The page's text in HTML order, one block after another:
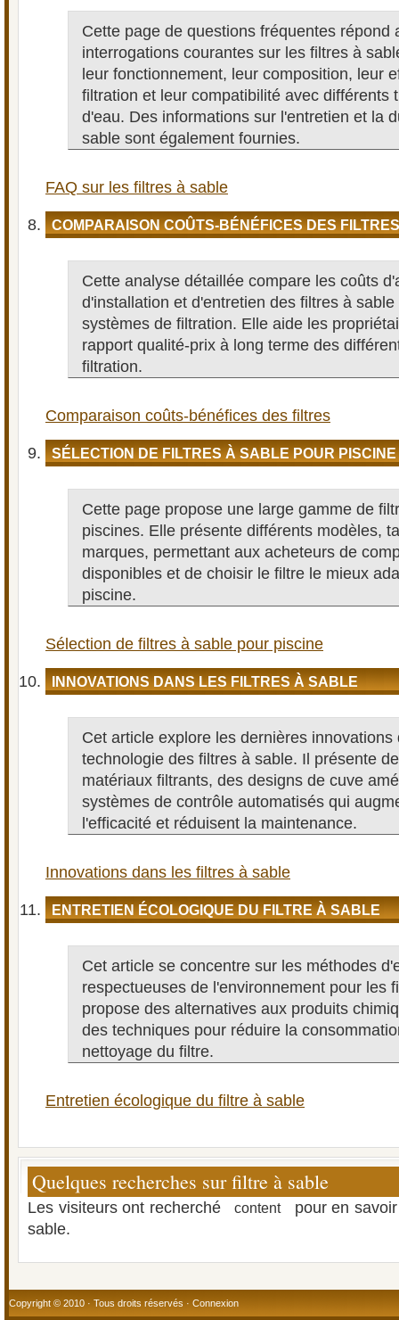
Cette page de questions fréquentes répond
interrogations courantes sur les filtres à
leur fonctionnement, leur composition, leur
filtration et leur compatibilité avec différents
d'eau. Des informations sur l'entretien et la
sable sont également fournies.
FAQ sur les filtres à sable
COMPARAISON COÛTS-BÉNÉFICES DES FILTRES
Cette analyse détaillée compare les coûts
d'installation et d'entretien des filtres à
systèmes de filtration. Elle aide les
rapport qualité-prix à long terme des
filtration.
Comparaison coûts-bénéfices des filtres
SÉLECTION DE FILTRES À SABLE POUR PISCINE
Cette page propose une large gamme de
piscines. Elle présente différents modèles,
marques, permettant aux acheteurs de
disponibles et de choisir le filtre le mieux
piscine.
Sélection de filtres à sable pour piscine
INNOVATIONS DANS LES FILTRES À SABLE
Cet article explore les dernières innovations
technologie des filtres à sable. Il présente
matériaux filtrants, des designs de cuve
systèmes de contrôle automatisés qui
l'efficacité et réduisent la maintenance.
Innovations dans les filtres à sable
ENTRETIEN ÉCOLOGIQUE DU FILTRE À SABLE
Cet article se concentre sur les méthodes
respectueuses de l'environnement pour les
propose des alternatives aux produits
des techniques pour réduire la
nettoyage du filtre.
Entretien écologique du filtre à sable
Quelques recherches sur filtre à sable
Les visiteurs ont recherché content
pour en
sable.
Copyright © 2010 · Tous droits réservés · Connexion